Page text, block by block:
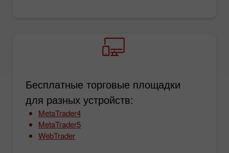
Бесплатные торговые площадки
для разных устройств:
MetaTrader4
MetaTrader5
WebTrader